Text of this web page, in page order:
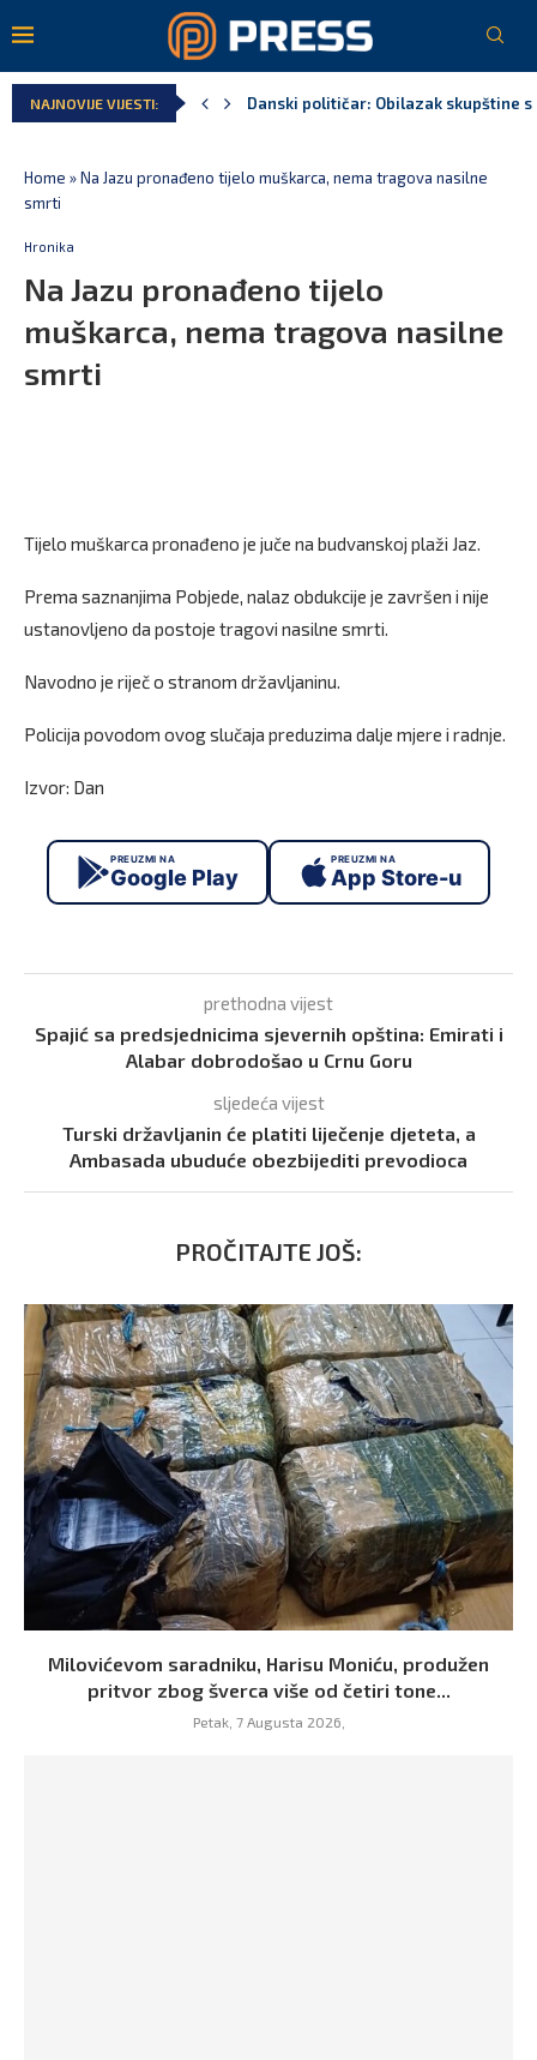
NAJNOVIJE VIJESTI:
Kljajić obmanuo javnost: ASK nije
Home »Na Jazu pronađeno tijelo muškarca, nema tragova nasilne
smrti
Hronika
Na Jazu pronađeno tijelo
muškarca, nema tragova nasilne
smrti
Tijelo muškarca pronađeno je juče na budvanskoj plaži Jaz.
Prema saznanjima Pobjede, nalaz obdukcije je završen i nije
ustanovljeno da postoje tragovi nasilne smrti.
Navodno je riječ o stranom državljaninu.
Policija povodom ovog slučaja preduzima dalje mjere i radnje.
Izvor: Dan
PREUZMI NA
Google Play
PREUZMI NA
App Store-u
prethodna vijest
Spajić sa predsjednicima sjevernih opština: Emirati i
Alabar dobrodošao u Crnu Goru
sljedeća vijest
Turski državljanin će platiti liječenje djeteta, a
Ambasada ubuduće obezbijediti prevodioca
PROČITAJTE JOŠ:
Milovićevom saradniku, Harisu Moniću, produžen
pritvor zbog šverca više od četiri tone...
Petak, 7 Augusta 2026,